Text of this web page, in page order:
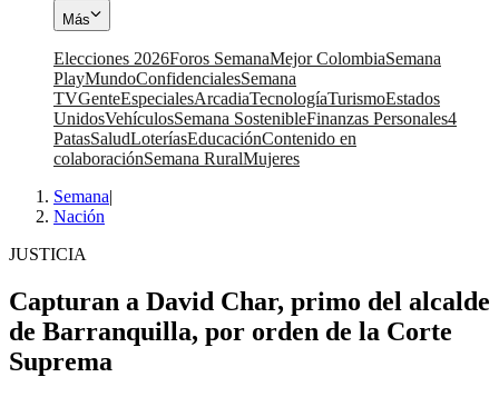
Más
Elecciones 2026Foros SemanaMejor ColombiaSemana
PlayMundoConfidencialesSemana
TVGenteEspecialesArcadiaTecnologíaTurismoEstados
UnidosVehículosSemana SostenibleFinanzas Personales4
PatasSaludLoteríasEducaciónContenido en
colaboraciónSemana RuralMujeres
Semana|
Nación
JUSTICIA
Capturan a David Char, primo del alcalde
de Barranquilla, por orden de la Corte
Suprema